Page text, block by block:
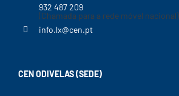
932 487 209
(Chamada para a rede móvel nacional)
info.lx@cen.pt
CEN ODIVELAS (SEDE)